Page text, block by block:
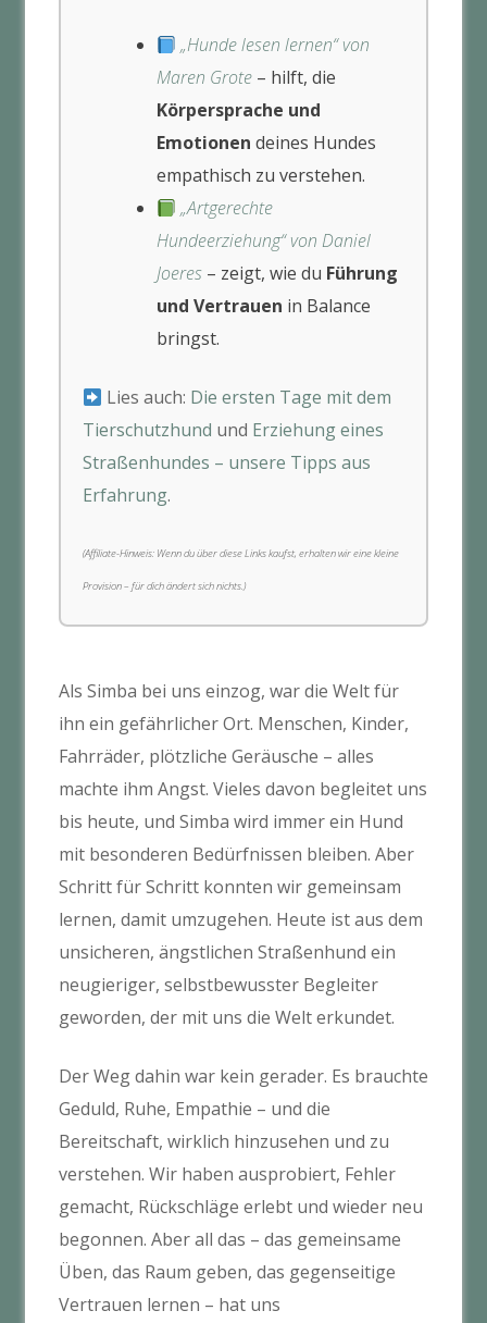
„Hunde lesen lernen“ von
Maren Grote– hilft, die
Körpersprache und
Emotionen deines Hundes
empathisch zu verstehen.
„Artgerechte
Hundeerziehung“ von Daniel
Joeres– zeigt, wie du Führung
und Vertrauen in Balance
bringst.
Lies auch: Die ersten Tage mit dem
Tierschutzhund und Erziehung eines
Straßenhundes – unsere Tipps aus
Erfahrung.
(Affiliate-Hinweis: Wenn du über diese Links kaufst, erhalten wir eine kleine
Provision – für dich ändert sich nichts.)
Als Simba bei uns einzog, war die Welt für
ihn ein gefährlicher Ort. Menschen, Kinder,
Fahrräder, plötzliche Geräusche – alles
machte ihm Angst. Vieles davon begleitet uns
bis heute, und Simba wird immer ein Hund
mit besonderen Bedürfnissen bleiben. Aber
Schritt für Schritt konnten wir gemeinsam
lernen, damit umzugehen. Heute ist aus dem
unsicheren, ängstlichen Straßenhund ein
neugieriger, selbstbewusster Begleiter
geworden, der mit uns die Welt erkundet.
Der Weg dahin war kein gerader. Es brauchte
Geduld, Ruhe, Empathie – und die
Bereitschaft, wirklich hinzusehen und zu
verstehen. Wir haben ausprobiert, Fehler
gemacht, Rückschläge erlebt und wieder neu
begonnen. Aber all das – das gemeinsame
Üben, das Raum geben, das gegenseitige
Vertrauen lernen – hat uns